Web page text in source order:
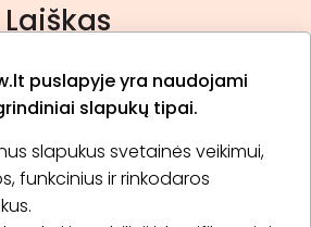
puslapyje yra naudojami
slapukų tipai.
slapukus svetainės veikimui,
funkcinius ir rinkodaros
su privatumo politika